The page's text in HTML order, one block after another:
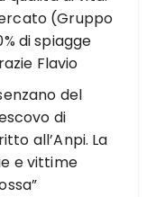
(Gruppo
di spiagge
Flavio
del
di
all’Anpi. La
e vittime